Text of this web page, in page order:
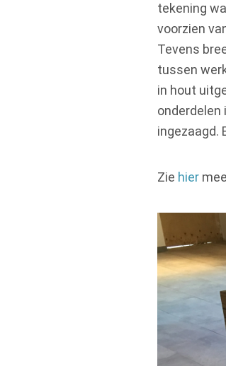
tekening
voorzien
Tevens
tussen
in hout
onderdelen
ingezaagd.
Zie hier